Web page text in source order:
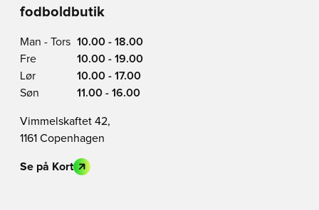
fodboldbutik
Man - Tors 10.00 - 18.00
Fre
10.00 - 19.00
Lør
10.00 - 17.00
Søn
11.00 - 16.00
Vimmelskaftet 42,
1161 Copenhagen
Se på Kort